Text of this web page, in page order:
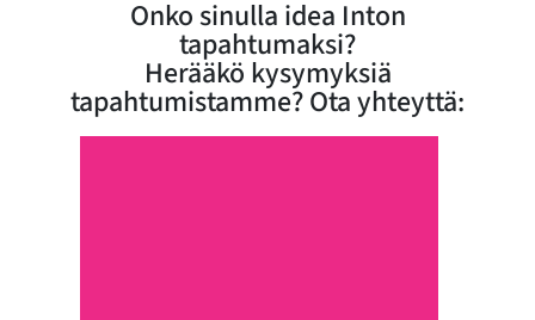
Onko sinulla idea Inton
tapahtumaksi?
Herääkö kysymyksiä
tapahtumistamme? Ota yhteyttä: